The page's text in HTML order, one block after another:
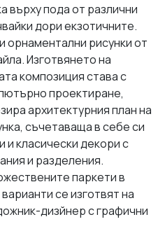
върху пода от различни
дори екзотичните.
рисунки от
Изготвянето на
композиция става с
проектиране,
архитектурния план на
съчетаваща в себе си
класически декори с
и разделения.
паркети в
се изготвят на
дизйнер с графични